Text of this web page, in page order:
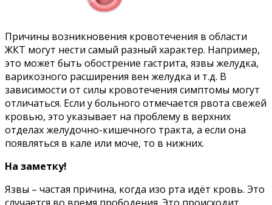
Причины возникновения кровотечения в области
ЖКТ могут нести самый разный характер. Например,
это может быть обострение гастрита, язвы желудка,
варикозного расширения вен желудка и т.д. В
зависимости от силы кровотечения симптомы могут
отличаться. Если у больного отмечается рвота свежей
кровью, это указывает на проблему в верхних
отделах желудочно-кишечного тракта, а если она
появляться в кале или моче, то в нижних.
На заметку!
Язвы – частая причина, когда изо рта идёт кровь. Это
случается во время прободения. Это происходит,